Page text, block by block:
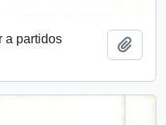
a partidos